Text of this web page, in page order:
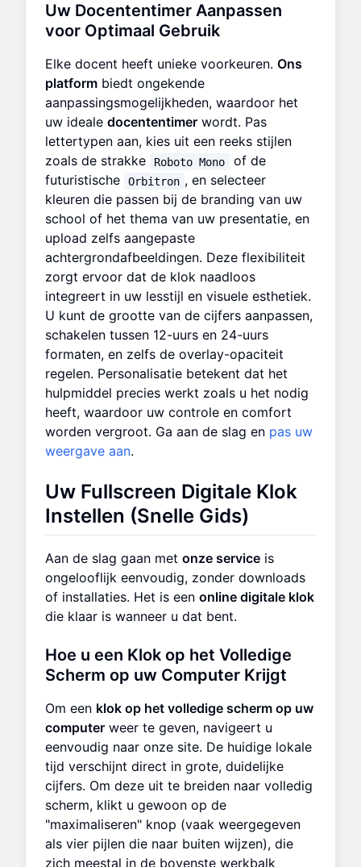
Uw Docententimer Aanpassen
voor Optimaal Gebruik
Elke docent heeft unieke voorkeuren. Ons
platform biedt ongekende
aanpassingsmogelijkheden, waardoor het
uw ideale docententimer wordt. Pas
lettertypen aan, kies uit een reeks stijlen
zoals de strakke
Roboto Mono
of de
futuristische
Orbitron , en selecteer
kleuren die passen bij de branding van uw
school of het thema van uw presentatie, en
upload zelfs aangepaste
achtergrondafbeeldingen. Deze flexibiliteit
zorgt ervoor dat de klok naadloos
integreert in uw lesstijl en visuele esthetiek.
U kunt de grootte van de cijfers aanpassen,
schakelen tussen 12-uurs en 24-uurs
formaten, en zelfs de overlay-opaciteit
regelen. Personalisatie betekent dat het
hulpmiddel precies werkt zoals u het nodig
heeft, waardoor uw controle en comfort
worden vergroot. Ga aan de slag en pas uw
weergave aan.
Uw Fullscreen Digitale Klok
Instellen (Snelle Gids)
Aan de slag gaan met onze service is
ongelooflijk eenvoudig, zonder downloads
of installaties. Het is een online digitale klok
die klaar is wanneer u dat bent.
Hoe u een Klok op het Volledige
Scherm op uw Computer Krijgt
Om een klok op het volledige scherm op uw
computer weer te geven, navigeert u
eenvoudig naar onze site. De huidige lokale
tijd verschijnt direct in grote, duidelijke
cijfers. Om deze uit te breiden naar volledig
scherm, klikt u gewoon op de
"maximaliseren" knop (vaak weergegeven
als vier pijlen die naar buiten wijzen), die
zich meestal in de bovenste werkbalk